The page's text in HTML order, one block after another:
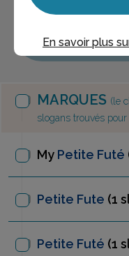
MARQUES (le
slogans trouvés
My Petite Futé
Petite Fute (1
Petite Futé (1
En savoir plus